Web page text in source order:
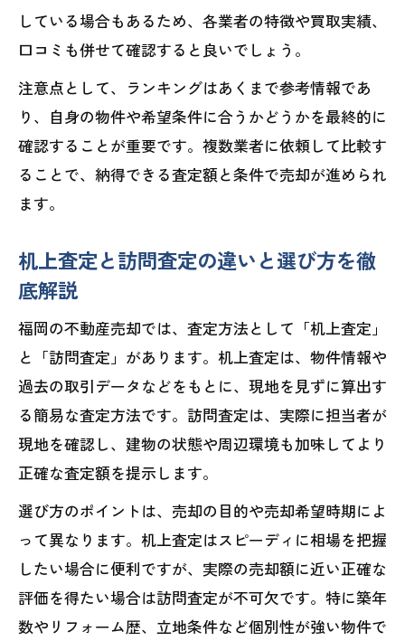
している場合もあるため、各業者の特徴や買取実績、
口コミも併せて確認すると良いでしょう。
注意点として、ランキングはあくまで参考情報であ
り、自身の物件や希望条件に合うかどうかを最終的に
確認することが重要です。複数業者に依頼して比較す
ることで、納得できる査定額と条件で売却が進められ
ます。
机上査定と訪問査定の違いと選び方を徹
底解説
福岡の不動産売却では、査定方法として「机上査定」
と「訪問査定」があります。机上査定は、物件情報や
過去の取引データなどをもとに、現地を見ずに算出す
る簡易な査定方法です。訪問査定は、実際に担当者が
現地を確認し、建物の状態や周辺環境も加味してより
正確な査定額を提示します。
選び方のポイントは、売却の目的や売却希望時期によ
って異なります。机上査定はスピーディに相場を把握
したい場合に便利ですが、実際の売却額に近い正確な
評価を得たい場合は訪問査定が不可欠です。特に築年
数やリフォーム歴、立地条件など個別性が強い物件で